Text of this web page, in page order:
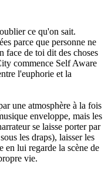
ce qu'on sait.
parce que personne ne
face de toi dit des choses
commence Self Aware
l'euphorie et la
une atmosphère à la fois
enveloppe, mais les
se laisse porter par
les draps), laisser les
en lui regarde la scène de
vie.